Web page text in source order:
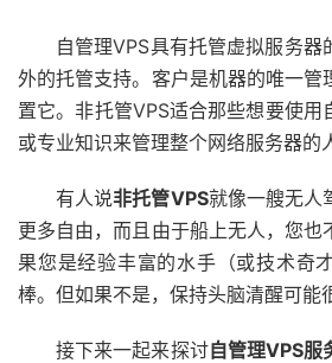
自管理VPS具有托管虚拟服务
外的托管支持。客户是机器的唯一管
置它。非托管VPS适合那些想要使用
或专业知识来管理整个网络服务器的
有人说非托管VPS就像一艘无人
更多自由，而且由于船上无人，您也
果您是经验丰富的水手（或技术奇
棒。但如果不是，保持头脑清醒可能
接下来一起来探讨自管理VPS服